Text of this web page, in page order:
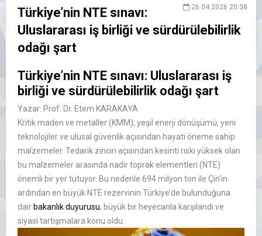
26.04.2026 20:38
Türkiye’nin NTE sınavı:
Uluslararası iş birliği ve sürdürülebilirlik
odağı şart
Türkiye’nin NTE sınavı: Uluslararası iş
birliği ve sürdürülebilirlik odağı şart
Yazar: Prof. Dr. Etem KARAKAYA
Kritik maden ve metaller (KMM); yeşil enerji dönüşümü, yeni
teknolojiler ve ulusal güvenlik açısından hayati öneme sahip
malzemeler. Tedarik zinciri açısından kesinti riski yüksek olan
bu malzemeler arasında nadir toprak elementleri (NTE)
önemli bir yer tutuyor. Bu nedenle 694 milyon ton ile Çin’in
ardından en büyük NTE rezervinin Türkiye’de bulunduğuna
dair bakanlık duyurusu, büyük bir heyecanla karşılandı ve
siyasi tartışmalara konu oldu.